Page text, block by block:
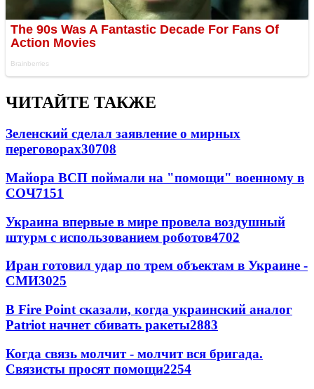
ЧИТАЙТЕ ТАКЖЕ
Зеленский сделал заявление о мирных
переговорах30708
Майора ВСП поймали на "помощи" военному в
СОЧ7151
Украина впервые в мире провела воздушный
штурм с использованием роботов4702
Иран готовил удар по трем объектам в Украине -
СМИ3025
В Fire Point сказали, когда украинский аналог
Patriot начнет сбивать ракеты2883
Когда связь молчит - молчит вся бригада.
Связисты просят помощи2254